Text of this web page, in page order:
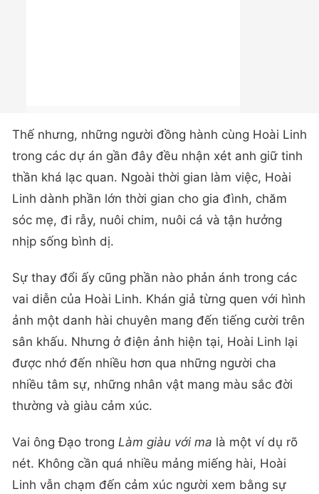
Thế nhưng, những người đồng hành cùng Hoài Linh
trong các dự án gần đây đều nhận xét anh giữ tinh
thần khá lạc quan. Ngoài thời gian làm việc, Hoài
Linh dành phần lớn thời gian cho gia đình, chăm
sóc mẹ, đi rẫy, nuôi chim, nuôi cá và tận hưởng
nhịp sống bình dị.
Sự thay đổi ấy cũng phần nào phản ánh trong các
vai diễn của Hoài Linh. Khán giả từng quen với hình
ảnh một danh hài chuyên mang đến tiếng cười trên
sân khấu. Nhưng ở điện ảnh hiện tại, Hoài Linh lại
được nhớ đến nhiều hơn qua những người cha
nhiều tâm sự, những nhân vật mang màu sắc đời
thường và giàu cảm xúc.
Vai ông Đạo trong Làm giàu với ma là một ví dụ rõ
nét. Không cần quá nhiều mảng miếng hài, Hoài
Linh vẫn chạm đến cảm xúc người xem bằng sự